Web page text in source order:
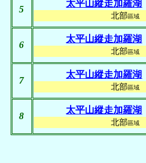
5
太平山縱走加羅湖
北部區域
6
太平山縱走加羅湖
北部區域
7
太平山縱走加羅湖
北部區域
8
太平山縱走加羅湖
北部區域